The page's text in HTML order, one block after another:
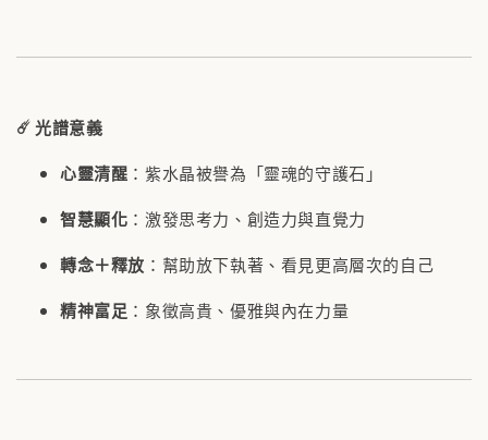
☄️ 光譜意義
心靈清醒 ：紫水晶被譽為「靈魂的守護石」
智慧顯化 ：激發思考力、創造力與直覺力
轉念＋釋放 ：幫助放下執著、看見更高層次的自己
精神富足 ：象徵高貴、優雅與內在力量